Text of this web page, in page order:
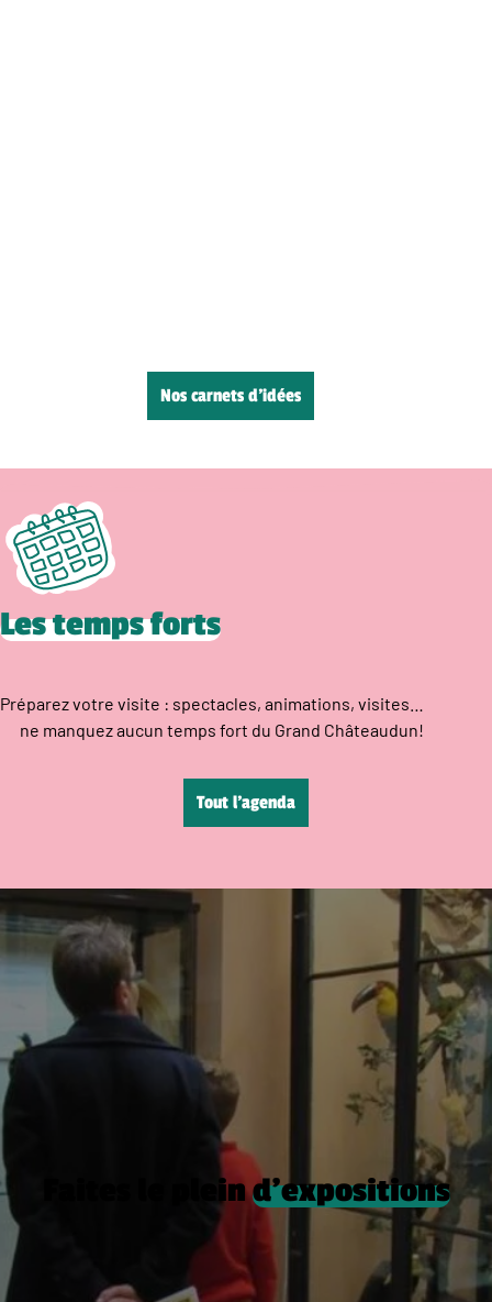
Nos carnets d’idées
Les temps forts
Préparez votre visite : spectacles, animations, visites…
ne manquez aucun temps fort du Grand Châteaudun!
Tout l’agenda
Faites le pleind’expositions